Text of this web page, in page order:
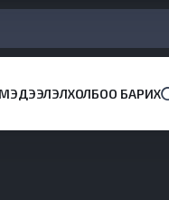
МЭДЭЭЛЭЛХОЛБОО БАРИХ